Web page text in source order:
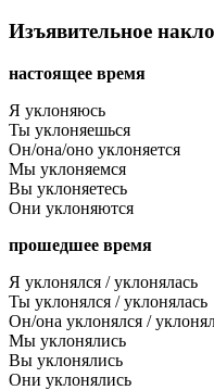
Изъявительное
настоящее время
Я уклоняюсь
Ты уклоняешься
Он/она/оно уклоняется
Мы уклоняемся
Вы уклоняетесь
Они уклоняются
прошедшее время
Я уклонялся / уклонялась
Ты уклонялся / уклонялась
Он/она уклонялся /
Мы уклонялись
Вы уклонялись
Они уклонялись